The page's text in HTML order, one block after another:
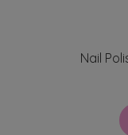
Nail